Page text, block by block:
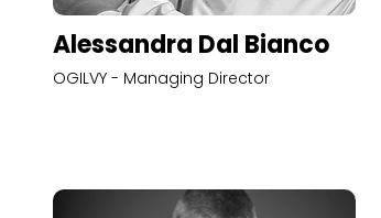
Alessandra Dal Bianco
OGILVY - Managing Director